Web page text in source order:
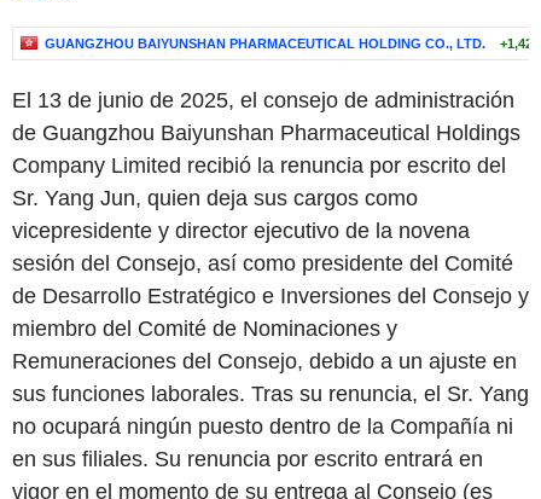
GUANGZHOU BAIYUNSHAN PHARMACEUTICAL HOLDING CO., LTD. +1,42
El 13 de junio de 2025, el consejo de administración
de Guangzhou Baiyunshan Pharmaceutical Holdings
Company Limited recibió la renuncia por escrito del
Sr. Yang Jun, quien deja sus cargos como
vicepresidente y director ejecutivo de la novena
sesión del Consejo, así como presidente del Comité
de Desarrollo Estratégico e Inversiones del Consejo y
miembro del Comité de Nominaciones y
Remuneraciones del Consejo, debido a un ajuste en
sus funciones laborales. Tras su renuncia, el Sr. Yang
no ocupará ningún puesto dentro de la Compañía ni
en sus filiales. Su renuncia por escrito entrará en
vigor en el momento de su entrega al Consejo (es